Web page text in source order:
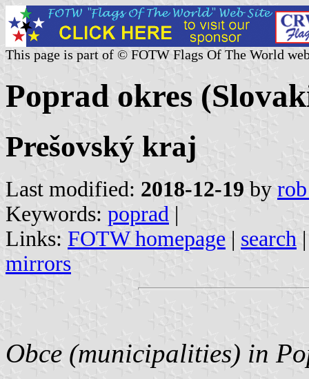
This page is part of © FOTW Flags Of The World
Poprad okres
Prešovský kraj
Last modified: 2018-12-19 by
Keywords: poprad |
Links: FOTW homepage | search
mirrors
Obce (municipalities) in